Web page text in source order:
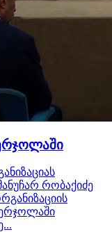
რობაქიძე